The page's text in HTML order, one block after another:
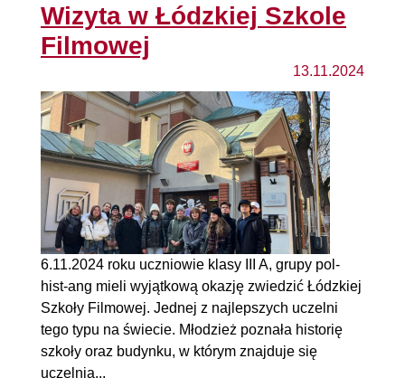
Wizyta w Łódzkiej Szkole
Filmowej
13.11.2024
6.11.2024 roku uczniowie klasy III A, grupy pol-
hist-ang mieli wyjątkową okazję zwiedzić Łódzkiej
Szkoły Filmowej. Jednej z najlepszych uczelni
tego typu na świecie. Młodzież poznała historię
szkoły oraz budynku, w którym znajduje się
uczelnia...